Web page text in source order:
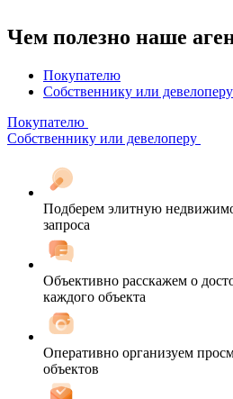
Чем полезно наше
Покупателю
Собственнику или девелоперу
Покупателю
Собственнику или девелоперу
Подберем элитную
запроса
Объективно расскажем о
каждого объекта
Оперативно организуем
объектов